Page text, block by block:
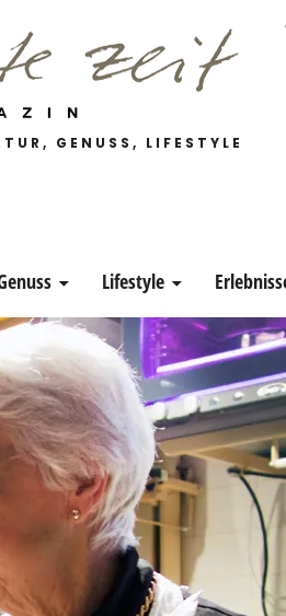
GENUSS, LIFESTYLE
Lifestyle